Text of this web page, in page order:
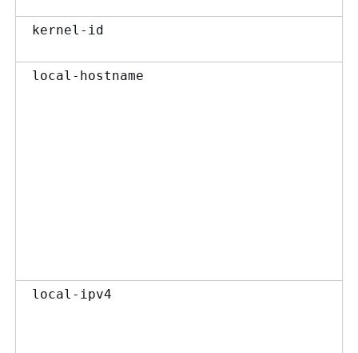
kernel-id
local-hostname
local-ipv4